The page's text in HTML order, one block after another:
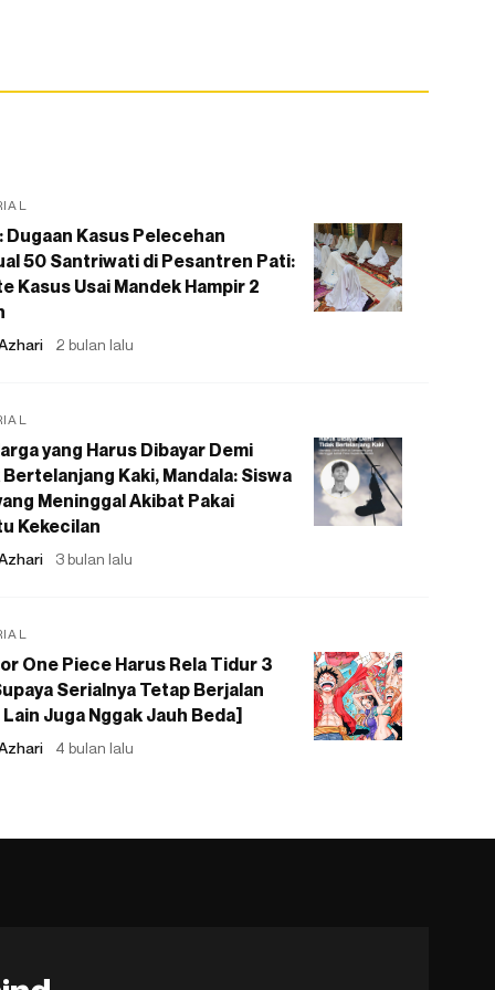
Dugaan Kasus Pelecehan
50 Santriwati di Pesantren Pati:
Kasus Usai Mandek Hampir 2
2 bulan lalu
yang Harus Dibayar Demi
Kaki, Mandala: Siswa
Meninggal Akibat Pakai
Kekecilan
3 bulan lalu
One Piece Harus Rela Tidur 3
Serialnya Tetap Berjalan
Lain Juga Nggak Jauh Beda]
4 bulan lalu